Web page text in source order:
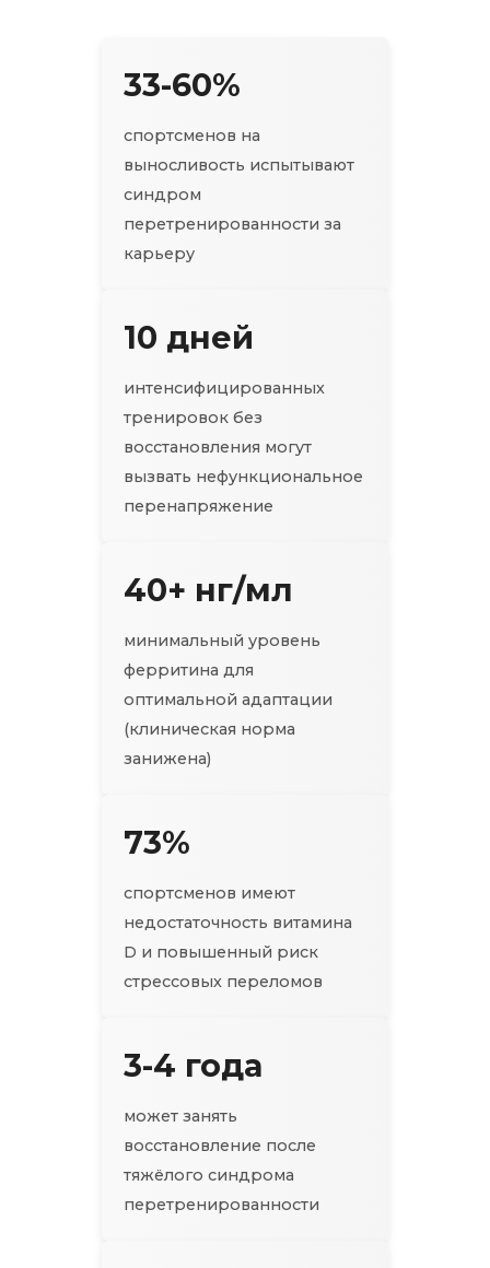
33-60%
спортсменов на
выносливость испытывают
синдром
перетренированности за
карьеру
10 дней
интенсифицированных
тренировок без
восстановления могут
вызвать нефункциональное
перенапряжение
40+ нг/мл
минимальный уровень
ферритина для
оптимальной адаптации
(клиническая норма
занижена)
73%
спортсменов имеют
недостаточность витамина
D и повышенный риск
стрессовых переломов
3-4 года
может занять
восстановление после
тяжёлого синдрома
перетренированности